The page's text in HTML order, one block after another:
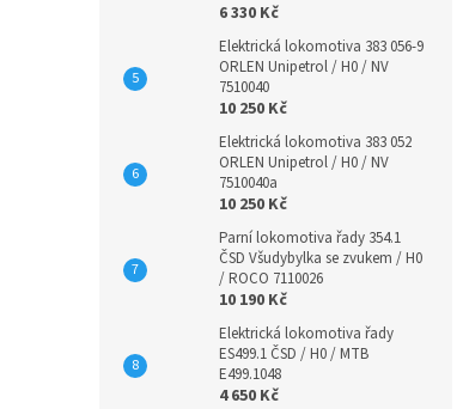
6 330 Kč
Elektrická lokomotiva 383 056-9
ORLEN Unipetrol / H0 / NV
7510040
10 250 Kč
Elektrická lokomotiva 383 052
ORLEN Unipetrol / H0 / NV
7510040a
10 250 Kč
Parní lokomotiva řady 354.1
ČSD Všudybylka se zvukem / H0
/ ROCO 7110026
10 190 Kč
Elektrická lokomotiva řady
ES499.1 ČSD / H0 / MTB
E499.1048
4 650 Kč